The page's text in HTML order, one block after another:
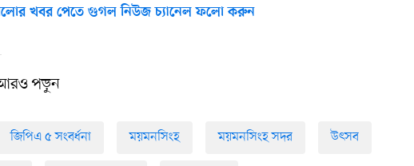
খবর পেতে গুগল নিউজ চ্যানেল ফলো করুন
পড়ুন
জিপিএ ৫ সংবর্ধনা ময়মনসিংহ ময়মনসিংহ সদর উৎসব